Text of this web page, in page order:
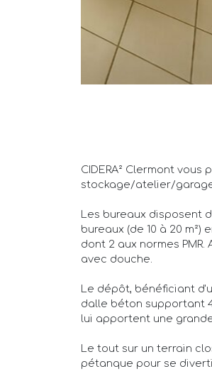
CIDERA² Clermont
stockage/atelier/
Les bureaux disposent
bureaux (de 10 à 20
dont 2 aux normes
avec douche.
Le dépôt, bénéficiant
dalle béton supportant
lui apportent une
Le tout sur un terrain
pétanque pour se